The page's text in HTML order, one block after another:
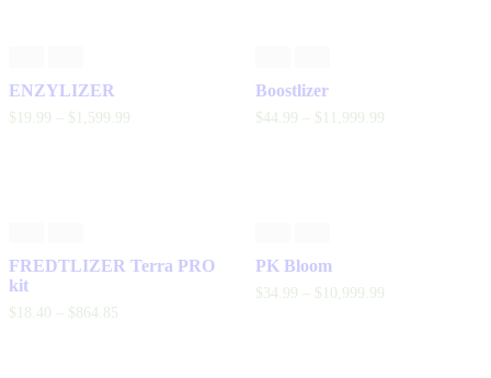
ENZYLIZER
$ 19 99 $ 1,599 99
Boostlizer
$44. 99 $ 11,999 99
FREDTLIZER Terra PRO
kit
$ 18 . 40 $ 864. 85
PK Bloom
$34. 99 $ 10,999. 99